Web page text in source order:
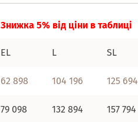
Знижка 5% від ціни в таблиці
EL L SL
62 898 104 196 125 694
79 098 132 894 157 794